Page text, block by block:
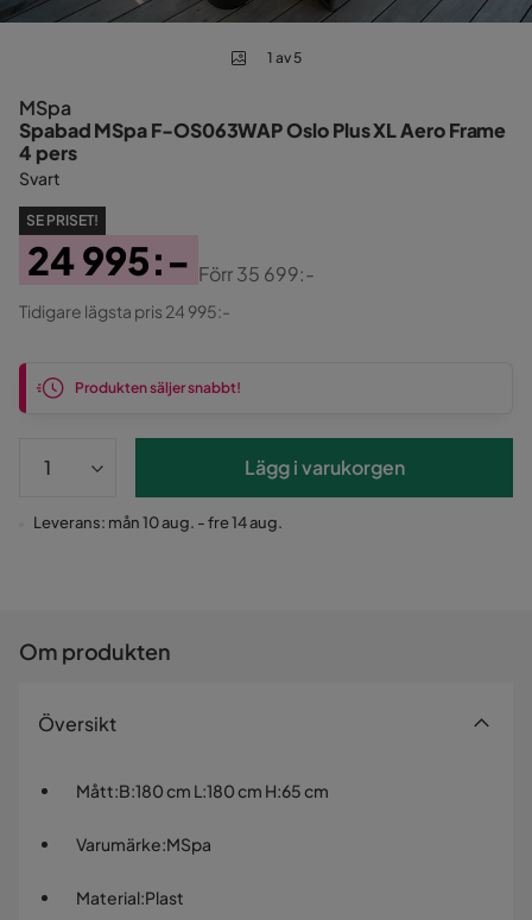
1 av 5
MSpa
Spabad MSpa F-OS063WAP Oslo Plus XL Aero Frame
4 pers
Svart
SE PRISET!
Pris
24 995:-
Original
Pris
Förr35 699:-
Tidigare lägsta pris 24 995:-
Produkten säljer snabbt!
Lägg i varukorgen
Leverans: mån 10 aug. - fre 14 aug.
Om produkten
Översikt
Mått:B:180 cm L:180 cm H:65 cm
Varumärke:MSpa
Material:Plast